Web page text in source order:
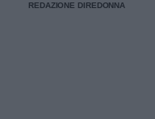
REDAZIONE DIREDONNA